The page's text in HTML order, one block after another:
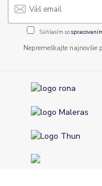
Súhlasím so
Nepremeškajte najnovšie